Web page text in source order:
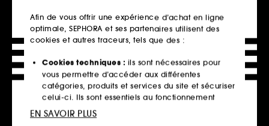
Ajouter au panier Ajouter au panier
Afin de vous offrir une expérience d’achat en ligne
optimale, SEPHORA et ses partenaires utilisent des
cookies et autres traceurs, tels que des :
Cookies techniques : ils sont nécessaires pour
vous permettre d’accéder aux différentes
catégories, produits et services du site et sécuriser
celui-ci. Ils sont essentiels au fonctionnement
technique du site et ne peuvent être désactivés.
EN SAVOIR PLUS